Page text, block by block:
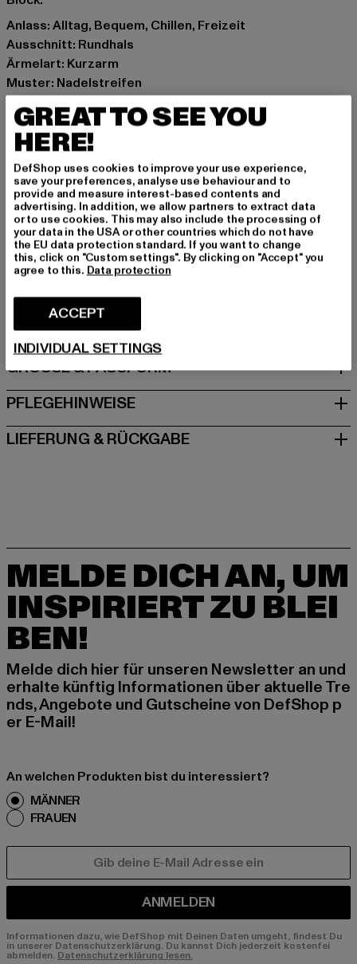
Anlass: Alltag, Bequem, Chillen, Freizeit
Ausschnitt: Rundhals
Ärmelart: Kurzarm
Muster: Nadelstreifen
Schnitt: Normal
Marke: Karl Kani
Kat.: T-Shirts
Farbe: weiß
Hersteller Farbe: wht/blk/red
Materialzusammensetzung: 100% Baumwolle
Art.Nr: 6030152-00693
Hersteller: Urban Styles Agency GmbH & Co. KG |
agentur@urbanstylesagency.com
Schanzenstraße 41 | 51063 Köln | DE
GRÖSSE & PASSFORM
PFLEGEHINWEISE
LIEFERUNG & RÜCKGABE
MELDE DICH AN, UM
INSPIRIERT ZU BLEI
BEN!
Melde dich hier für unseren Newsletter an und
erhalte künftig Informationen über aktuelle Tre
nds, Angebote und Gutscheine von DefShop p
er E-Mail!
An welchen Produkten bist du interessiert?
MÄNNER
FRAUEN
ANMELDEN
Informationen dazu, wie DefShop mit Deinen Daten umgeht, findest Du
in unserer Datenschutzerklärung. Du kannst Dich jederzeit kostenfei
abmelden. Datenschutzerklärung lesen.
GREAT TO SEE YOU
HERE!
DefShop uses cookies to improve your use experience,
save your preferences, analyse use behaviour and to
provide and measure interest-based contents and
advertising. In addition, we allow partners to extract data
or to use cookies. This may also include the processing of
your data in the USA or other countries which do not have
the EU data protection standard. If you want to change
this, click on "Custom settings". By clicking on "Accept" you
agree to this. Data protection
ACCEPT
INDIVIDUAL SETTINGS